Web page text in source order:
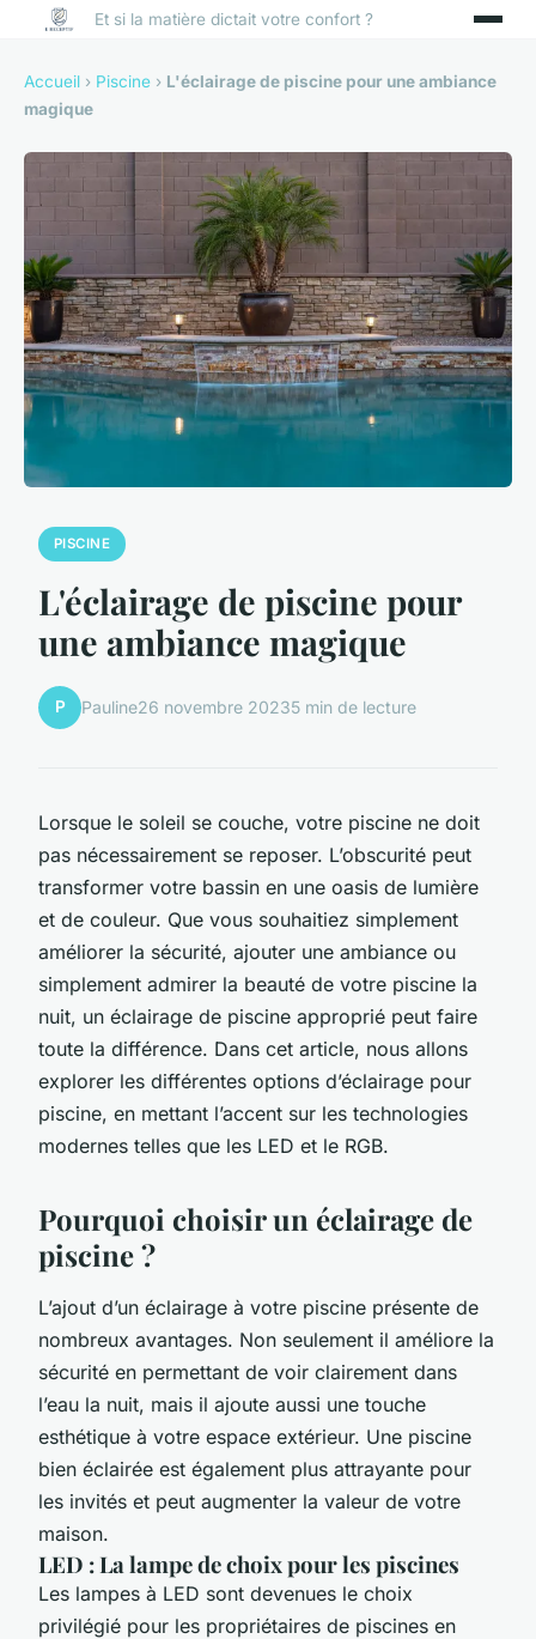
Et si la matière dictait votre confort ?
Accueil › Piscine › L'éclairage de piscine pour une ambiance
magique
PISCINE
L'éclairage de piscine pour
une ambiance magique
P Pauline26 novembre 20235 min de lecture
Lorsque le soleil se couche, votre piscine ne doit
pas nécessairement se reposer. L’obscurité peut
transformer votre bassin en une oasis de lumière
et de couleur. Que vous souhaitiez simplement
améliorer la sécurité, ajouter une ambiance ou
simplement admirer la beauté de votre piscine la
nuit, un éclairage de piscine approprié peut faire
toute la différence. Dans cet article, nous allons
explorer les différentes options d’éclairage pour
piscine, en mettant l’accent sur les technologies
modernes telles que les LED et le RGB.
Pourquoi choisir un éclairage de
piscine ?
L’ajout d’un éclairage à votre piscine présente de
nombreux avantages. Non seulement il améliore la
sécurité en permettant de voir clairement dans
l’eau la nuit, mais il ajoute aussi une touche
esthétique à votre espace extérieur. Une piscine
bien éclairée est également plus attrayante pour
les invités et peut augmenter la valeur de votre
maison.
LED : La lampe de choix pour les piscines
Les lampes à LED sont devenues le choix
privilégié pour les propriétaires de piscines en